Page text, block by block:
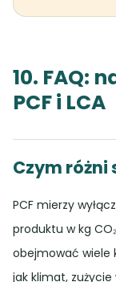
10. FAQ:
PCF i LCA
Czym różni
PCF mierzy
produktu w kg
obejmować wiele
jak klimat,